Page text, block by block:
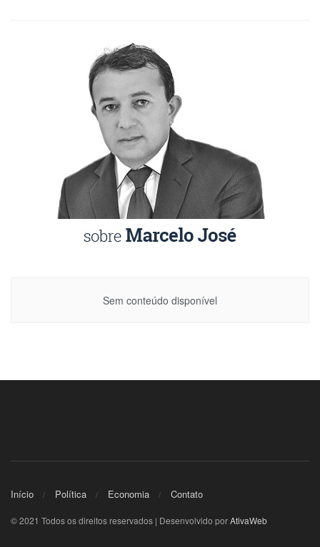
Sem conteúdo disponível
Início Política Economia Contato
© 2021 Todos os direitos reservados | Desenvolvido porAtivaWeb